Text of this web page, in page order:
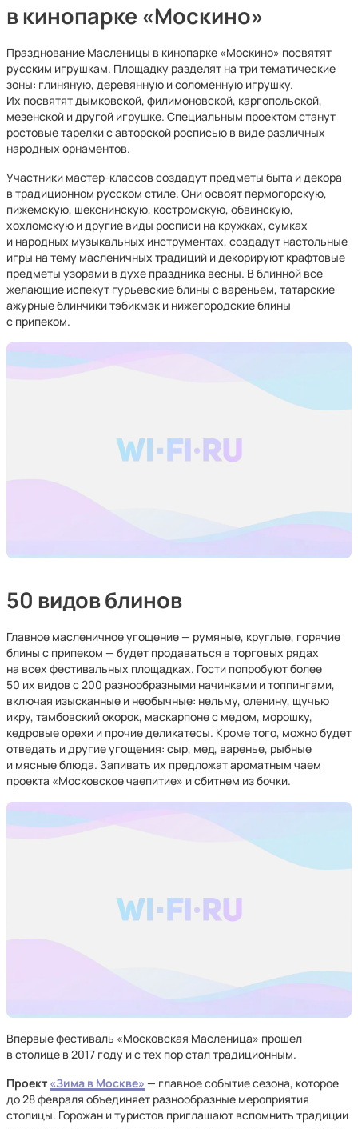
в кинопарке «Москино»
Празднование Масленицы в кинопарке «Москино» посвятят
русским игрушкам. Площадку разделят на три тематические
зоны: глиняную, деревянную и соломенную игрушку.
Их посвятят дымковской, филимоновской, каргопольской,
мезенской и другой игрушке. Специальным проектом станут
ростовые тарелки с авторской росписью в виде различных
народных орнаментов.
Участники мастер-классов создадут предметы быта и декора
в традиционном русском стиле. Они освоят пермогорскую,
пижемскую, шекснинскую, костромскую, обвинскую,
хохломскую и другие виды росписи на кружках, сумках
и народных музыкальных инструментах, создадут настольные
игры на тему масленичных традиций и декорируют крафтовые
предметы узорами в духе праздника весны. В блинной все
желающие испекут гурьевские блины с вареньем, татарские
ажурные блинчики тэбикмэк и нижегородские блины
с припеком.
50 видов блинов
Главное масленичное угощение — румяные, круглые, горячие
блины с припеком — будет продаваться в торговых рядах
на всех фестивальных площадках. Гости попробуют более
50 их видов с 200 разнообразными начинками и топпингами,
включая изысканные и необычные: нельму, оленину, щучью
икру, тамбовский окорок, маскарпоне с медом, морошку,
кедровые орехи и прочие деликатесы. Кроме того, можно будет
отведать и другие угощения: сыр, мед, варенье, рыбные
и мясные блюда. Запивать их предложат ароматным чаем
проекта «Московское чаепитие» и сбитнем из бочки.
Впервые фестиваль «Московская Масленица» прошел
в столице в 2017 году и с тех пор стал традиционным.
Проект «Зима в Москве» — главное событие сезона, которое
до 28 февраля объединяет разнообразные мероприятия
столицы. Горожан и туристов приглашают вспомнить традиции